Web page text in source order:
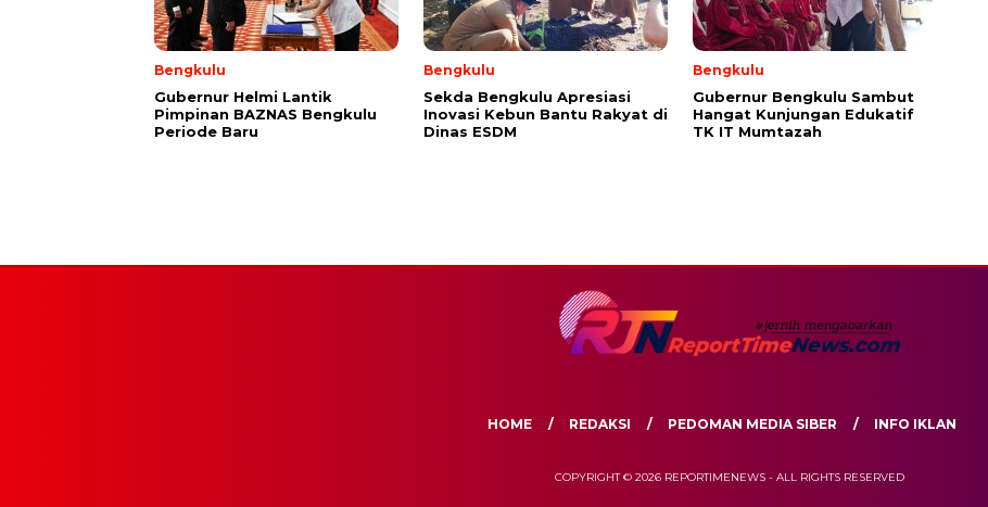
Bengkulu
Gubernur Helmi Lantik
Pimpinan BAZNAS Bengkulu
Periode Baru
Bengkulu
Sekda Bengkulu Apresiasi
Inovasi Kebun Bantu Rakyat di
Dinas ESDM
Bengkulu
Gubernur Bengkulu Sambut
Hangat Kunjungan Edukatif
TK IT Mumtazah
HOME REDAKSI PEDOMAN MEDIA SIBER INFO IKLAN
COPYRIGHT © 2026 REPORTIMENEWS - ALL RIGHTS RESERVED